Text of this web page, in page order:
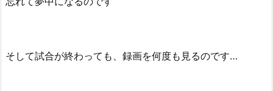
そして試合が終わっても、録画を何度も見るのです…